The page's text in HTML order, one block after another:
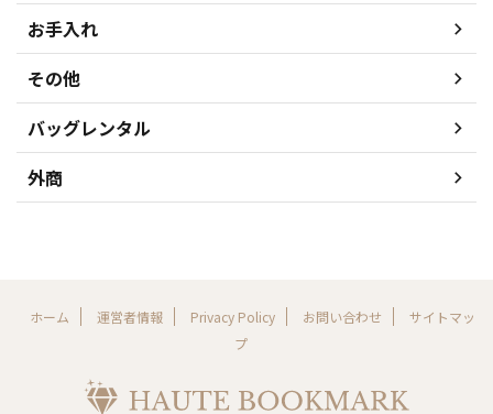
お手入れ
その他
バッグレンタル
外商
ホーム 運営者情報 Privacy Policy お問い合わせ
サイトマッ
プ